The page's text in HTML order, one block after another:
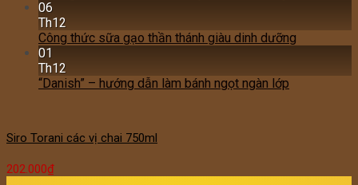
06
Th12
Công thức sữa gạo thần thánh giàu dinh dưỡng
01
Th12
“Danish” – hướng dẫn làm bánh ngọt ngàn lớp
Siro Torani các vị chai 750ml
202.000₫